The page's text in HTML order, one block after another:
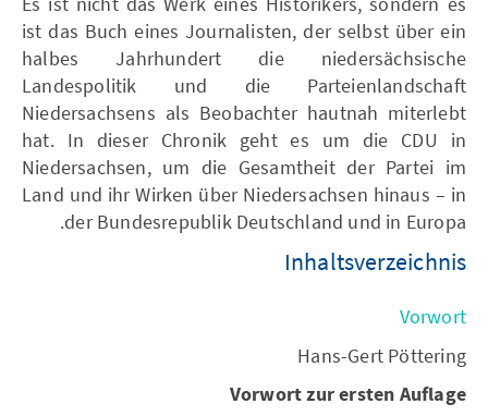
ist das Buch eines Journalisten, der selbst über ein
halbes Jahrhundert die niedersächsische
Landespolitik und die Parteienlandschaft
Niedersachsens als Beobachter hautnah miterlebt
hat. In dieser Chronik geht es um die CDU in
Niedersachsen, um die Gesamtheit der Partei im
Land und ihr Wirken über Niedersachsen hinaus – in
der Bundesrepublik Deutschland und in Europa.
Inhaltsverzeichnis
Vorwort
Hans-Gert Pöttering
Vorwort zur ersten Auflage